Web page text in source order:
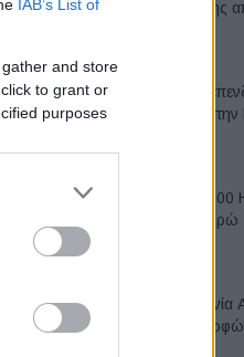
IAB’s List of
and store
to grant or
purposes
κορυφή της
Η Chery
δολάρια
Το FIAT
18.990 ευρώ
Η συμφωνία